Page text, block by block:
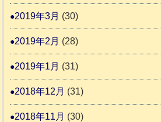
2019年3月 (30)
2019年2月 (28)
2019年1月 (31)
2018年12月 (31)
2018年11月 (30)